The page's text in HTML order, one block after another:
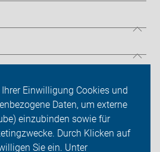
Einwilligung Cookies und
Daten, um externe
einzubinden sowie für
Durch Klicken auf
Sie ein. Unter